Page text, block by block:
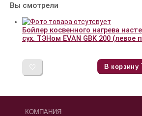
Вы смотрели
Бойлер косвенного нагрева
сух. ТЭНом EVAN GBK 200 (левое
В корзину
КОМПАНИЯ